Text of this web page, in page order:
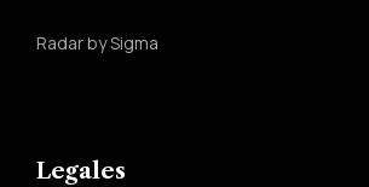
Radar by Sigma
Legales